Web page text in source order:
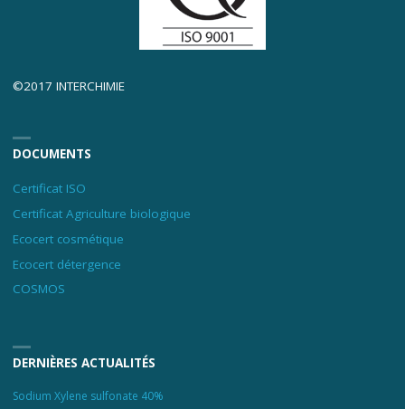
©2017 INTERCHIMIE
DOCUMENTS
Certificat ISO
Certificat Agriculture biologique
Ecocert cosmétique
Ecocert détergence
COSMOS
DERNIÈRES ACTUALITÉS
Sodium Xylene sulfonate 40%